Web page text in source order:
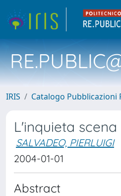
IRIS Catalogo Pubblicazioni
L'inquieta
SALVADEO, PIERLUIGI
2004-01-01
Abstract